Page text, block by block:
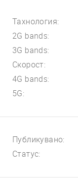
Тахнология:
2G bands:
3G bands:
Скорост:
4G bands:
5G:
Публикувано:
Статус: